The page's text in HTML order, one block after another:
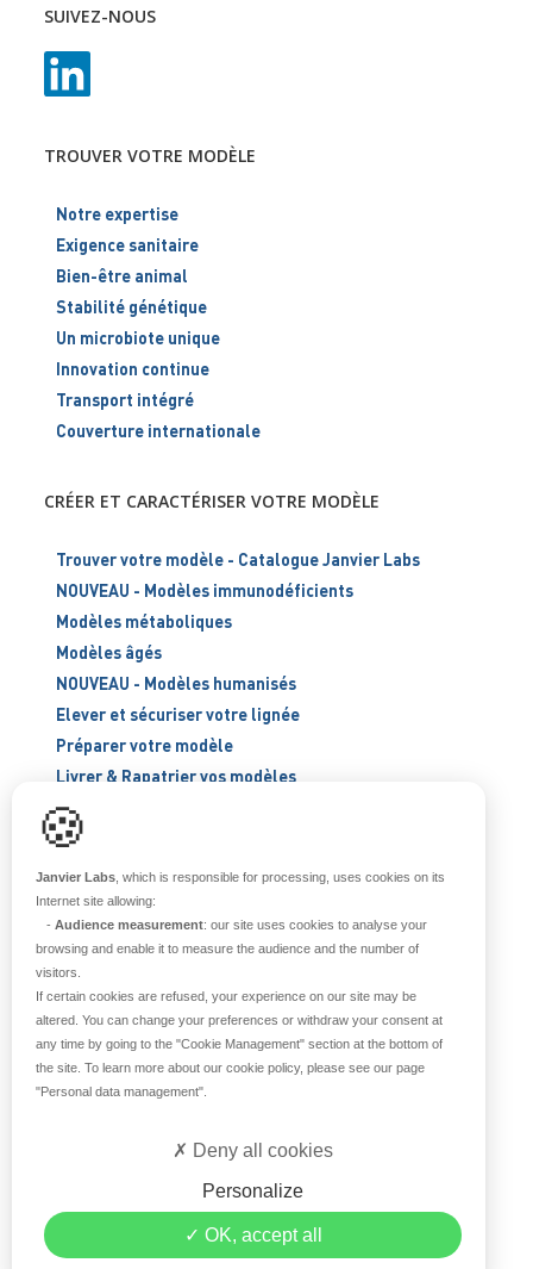
SUIVEZ-NOUS
TROUVER VOTRE MODÈLE
Notre expertise
Exigence sanitaire
Bien-être animal
Stabilité génétique
Un microbiote unique
Innovation continue
Transport intégré
Couverture internationale
CRÉER ET CARACTÉRISER VOTRE MODÈLE
Trouver votre modèle - Catalogue Janvier Labs
NOUVEAU - Modèles immunodéficients
Modèles métaboliques
Modèles âgés
NOUVEAU - Modèles humanisés
Elever et sécuriser votre lignée
Préparer votre modèle
Livrer & Rapatrier vos modèles
ÉLEVER ET SÉCURISER
Support scientifique
FAQ
À PROPOS
Notre histoire
Certifications
Carrière
🍪
Janvier Labs , which is responsible for processing, uses cookies on its
Internet site allowing:
- Audience measurement: our site uses cookies to analyse your
browsing and enable it to measure the audience and the number of
visitors.
If certain cookies are refused, your experience on our site may be
altered. You can change your preferences or withdraw your consent at
any time by going to the "Cookie Management" section at the bottom of
the site. To learn more about our cookie policy, please see our page
"Personal data management"
OK, accept all
Personalize
Deny all cookies